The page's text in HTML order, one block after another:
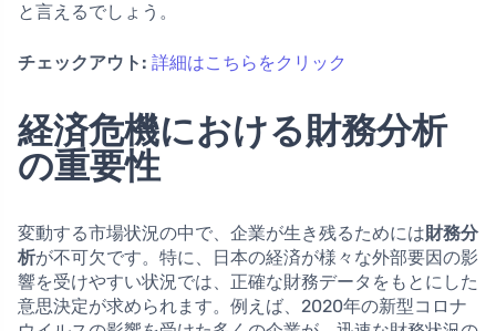
と言えるでしょう。
チェックアウト: 詳細はこちらをクリック
経済危機における財務分析
の重要性
変動する市場状況の中で、企業が生き残るためには財務分
析が不可欠です。特に、日本の経済が様々な外部要因の影
響を受けやすい状況では、正確な財務データをもとにした
意思決定が求められます。例えば、2020年の新型コロナ